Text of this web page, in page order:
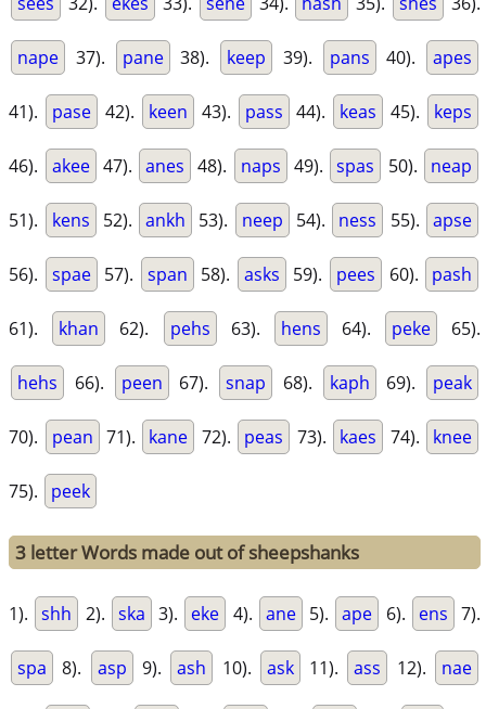
nape 37). pane 38). keep 39). pans 40). apes
41). pase 42). keen 43). pass 44). keas 45). keps
46). akee 47). anes 48). naps 49). spas 50). neap
51). kens 52). ankh 53). neep 54). ness 55). apse
56). spae 57). span 58). asks 59). pees 60). pash
61). khan 62). pehs 63). hens 64). peke 65).
hehs 66). peen 67). snap 68). kaph 69). peak
70). pean 71). kane 72). peas 73). kaes 74). knee
75). peek
3 letter Words made out of sheepshanks
1). shh 2). ska 3). eke 4). ane 5). ape 6). ens 7).
spa 8). asp 9). ash 10). ask 11). ass 12). nae